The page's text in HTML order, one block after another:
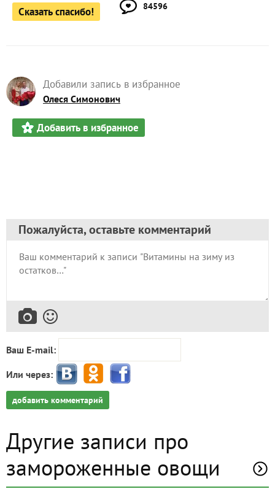
Сказать спасибо! 84596
Добавили запись в избранное
Олеся Симонович
Добавить в избранное
Пожалуйста, оставьте комментарий
Ваш E-mail:
Или через:
добавить комментарий
Другие записи про
замороженные овощи